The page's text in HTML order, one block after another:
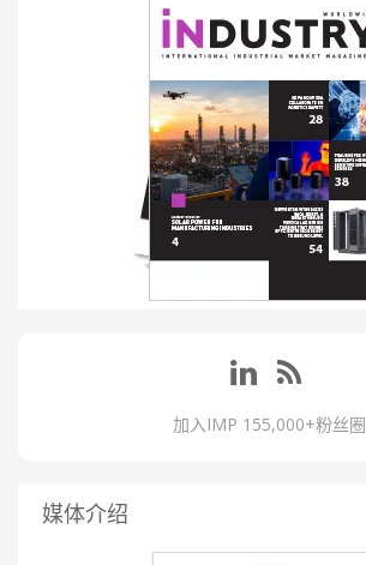
加入IMP 155,000+粉丝圈
媒体介绍